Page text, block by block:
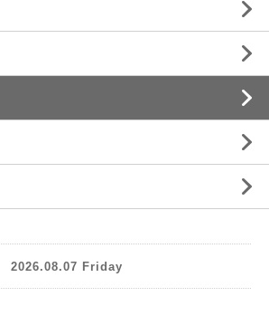
2026.08.07 Friday